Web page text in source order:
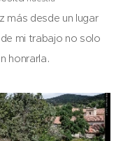
más desde un lugar
mi trabajo no solo
honrarla.